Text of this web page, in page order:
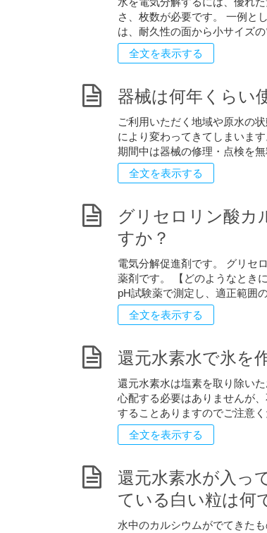
さ、枚数が必要です。 一例と
は、耐久性の面から小サイズ
全文を表示する
器械は何年くらい
ご利用いただく地域や原水の
により変わってきてしまいま
期間中は器械の修理・点検を
全文を表示する
グリセロリン酸カ
すか？
電気分解促進剤です。 グリセ
薬剤です。 【どのようなとき
pH試験薬で測定し、適正範囲
全文を表示する
還元水素水で氷を
還元水素水は塩素を取り除い
心配する必要はありませんが
することありますのでご注意
全文を表示する
還元水素水が入っ
ている白い粒は何
水中のカルシウムがでてきた